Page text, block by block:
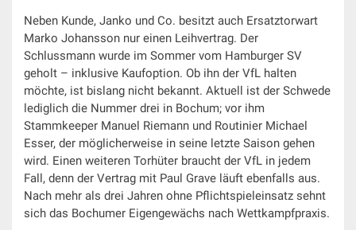
Neben Kunde, Janko und Co. besitzt auch Ersatztorwart
Marko Johansson nur einen Leihvertrag. Der
Schlussmann wurde im Sommer vom Hamburger SV
geholt – inklusive Kaufoption. Ob ihn der VfL halten
möchte, ist bislang nicht bekannt. Aktuell ist der Schwede
lediglich die Nummer drei in Bochum; vor ihm
Stammkeeper Manuel Riemann und Routinier Michael
Esser, der möglicherweise in seine letzte Saison gehen
wird. Einen weiteren Torhüter braucht der VfL in jedem
Fall, denn der Vertrag mit Paul Grave läuft ebenfalls aus.
Nach mehr als drei Jahren ohne Pflichtspieleinsatz sehnt
sich das Bochumer Eigengewächs nach Wettkampfpraxis.